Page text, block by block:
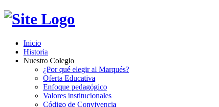
Inicio
Historia
Nuestro Colegio
¿Por qué elegir al Marqués?
Oferta Educativa
Enfoque pedagógico
Valores institucionales
Código de Convivencia